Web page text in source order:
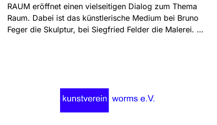
RAUM eröffnet einen vielseitigen Dialog zum Thema
Raum. Dabei ist das künstlerische Medium bei Bruno
Feger die Skulptur, bei Siegfried Felder die Malerei. …